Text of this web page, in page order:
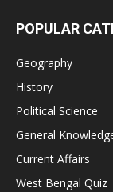
POPULAR
Geography
History
Political Science
General
Current Affairs
West Bengal Quiz